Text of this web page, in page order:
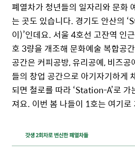
폐열차가 청년들의 일자리와 문화
는 곳도 있습니다. 경기도 안산의
이)’인데요. 서울 4호선 고잔역 인
호 3량을 개조해 문화예술 복합공
공간은 커피공방, 유리공예, 비즈공
들의 창업 공간으로 아기자기하게
되면 철로를 따라 ‘Station-A’로 가
져요. 이번 봄 나들이 1호는 여기로